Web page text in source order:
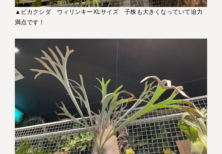
▲ビカクシダ ウィリンキーXLサイズ 子株も大きくなっていて迫力
満点です！